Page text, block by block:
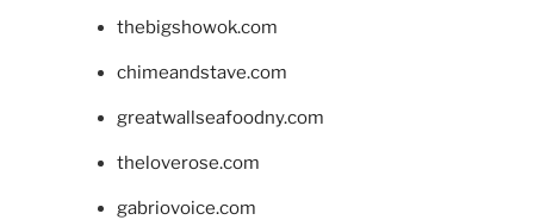
thebigshowok.com
chimeandstave.com
greatwallseafoodny.com
theloverose.com
gabriovoice.com